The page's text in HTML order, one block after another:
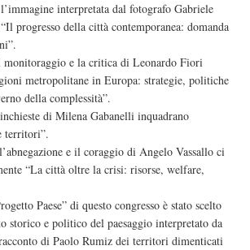
interpretata dal fotografo Gabriele
progresso della città contemporanea: domanda
e la critica di Leonardo Fiori
metropolitane in Europa: strategie, politiche
della complessità”.
di Milena Gabanelli inquadrano
territori”.
e il coraggio di Angelo Vassallo ci
“La città oltre la crisi: risorse, welfare,
Paese” di questo congresso è stato scelto
storico e politico del paesaggio interpretato da
di Paolo Rumiz dei territori dimenticati